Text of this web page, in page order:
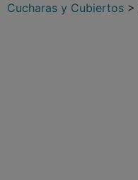
Cucharas y Cubiertos >